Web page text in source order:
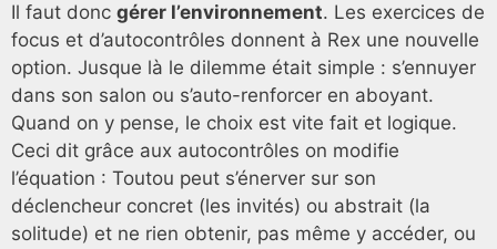
Il faut donc gérer l’environnement. Les exercices de
focus et d’autocontrôles donnent à Rex une nouvelle
option. Jusque là le dilemme était simple : s’ennuyer
dans son salon ou s’auto-renforcer en aboyant.
Quand on y pense, le choix est vite fait et logique.
Ceci dit grâce aux autocontrôles on modifie
l’équation : Toutou peut s’énerver sur son
déclencheur concret (les invités) ou abstrait (la
solitude) et ne rien obtenir, pas même y accéder, ou